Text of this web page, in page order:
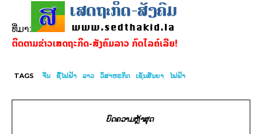
ທີ່ມາ:
ຕິດຕາມຂ່າວເສດຖະກິດ-ສັງຄົມລາວ ກົດໄລຄ໌ເລີຍ!
TAGS ຈີນ ຊື້ໄຟຟ້າ ລາວ ວິສາຫະກິດ ເຊັນສັນຍາ ໄຟຟ້າ
ບົດຄວາມຫຼ້າສຸດ